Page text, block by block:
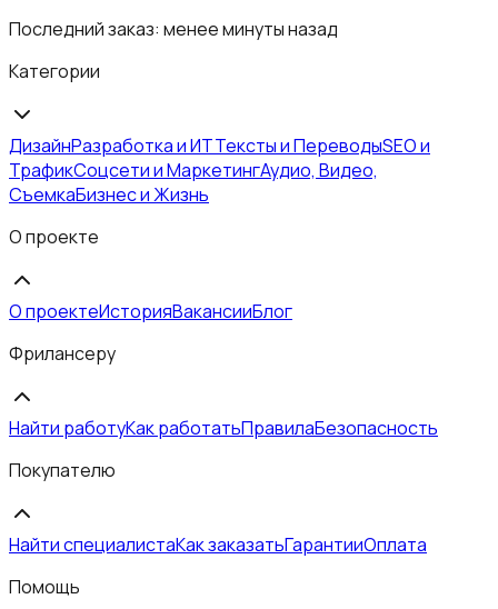
Последний заказ: менее минуты назад
Категории
ДизайнРазработка и ИТТексты и ПереводыSEO и
ТрафикСоцсети и МаркетингАудио, Видео,
СъемкаБизнес и Жизнь
О проекте
О проектеИсторияВакансииБлог
Фрилансеру
Найти работуКак работатьПравилаБезопасность
Покупателю
Найти специалистаКак заказатьГарантииОплата
Помощь